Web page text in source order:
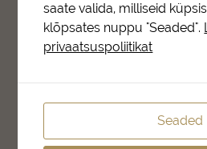
Meie lugu
Müügi- ja
SAA OSA
saate valida, milliseid
klõpsates nuppu "Seaded".
privaatsuspoliitikat
Seaded